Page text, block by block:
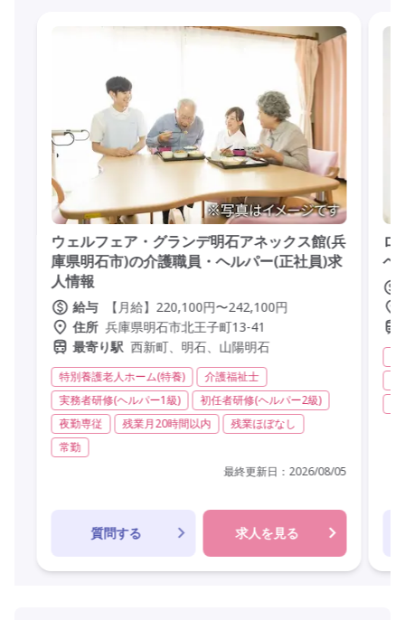
ウェルフェア・グランデ明石アネックス館(兵
庫県明石市)の介護職員・ヘルパー(正社員)求
人情報
給与
【月給】220,100円〜242,100円
住所 兵庫県明石市北王子町13-41
最寄り駅 西新町、明石、山陽明石
特別養護老人ホーム(特養)
介護福祉士
実務者研修(ヘルパー1級)
初任者研修(ヘルパー2級)
夜勤専従
残業月20時間以内
残業ほぼなし
常勤
最終更新日： 2026/08/05
質問する 求人を見る
ロ
ヘ